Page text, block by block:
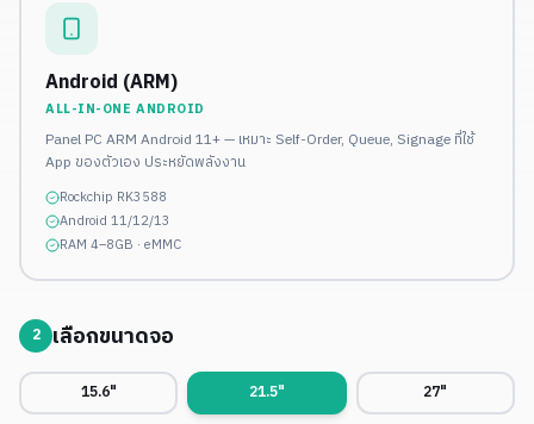
Android (ARM)
ALL-IN-ONE ANDROID
Panel PC ARM Android 11+ — เหมาะ Self-Order, Queue, Signage ที่ใช้
App ของตัวเอง ประหยัดพลังงาน
Rockchip RK3588
Android 11/12/13
RAM 4–8GB · eMMC
2 เลือกขนาดจอ
15.6" 21.5" 27"